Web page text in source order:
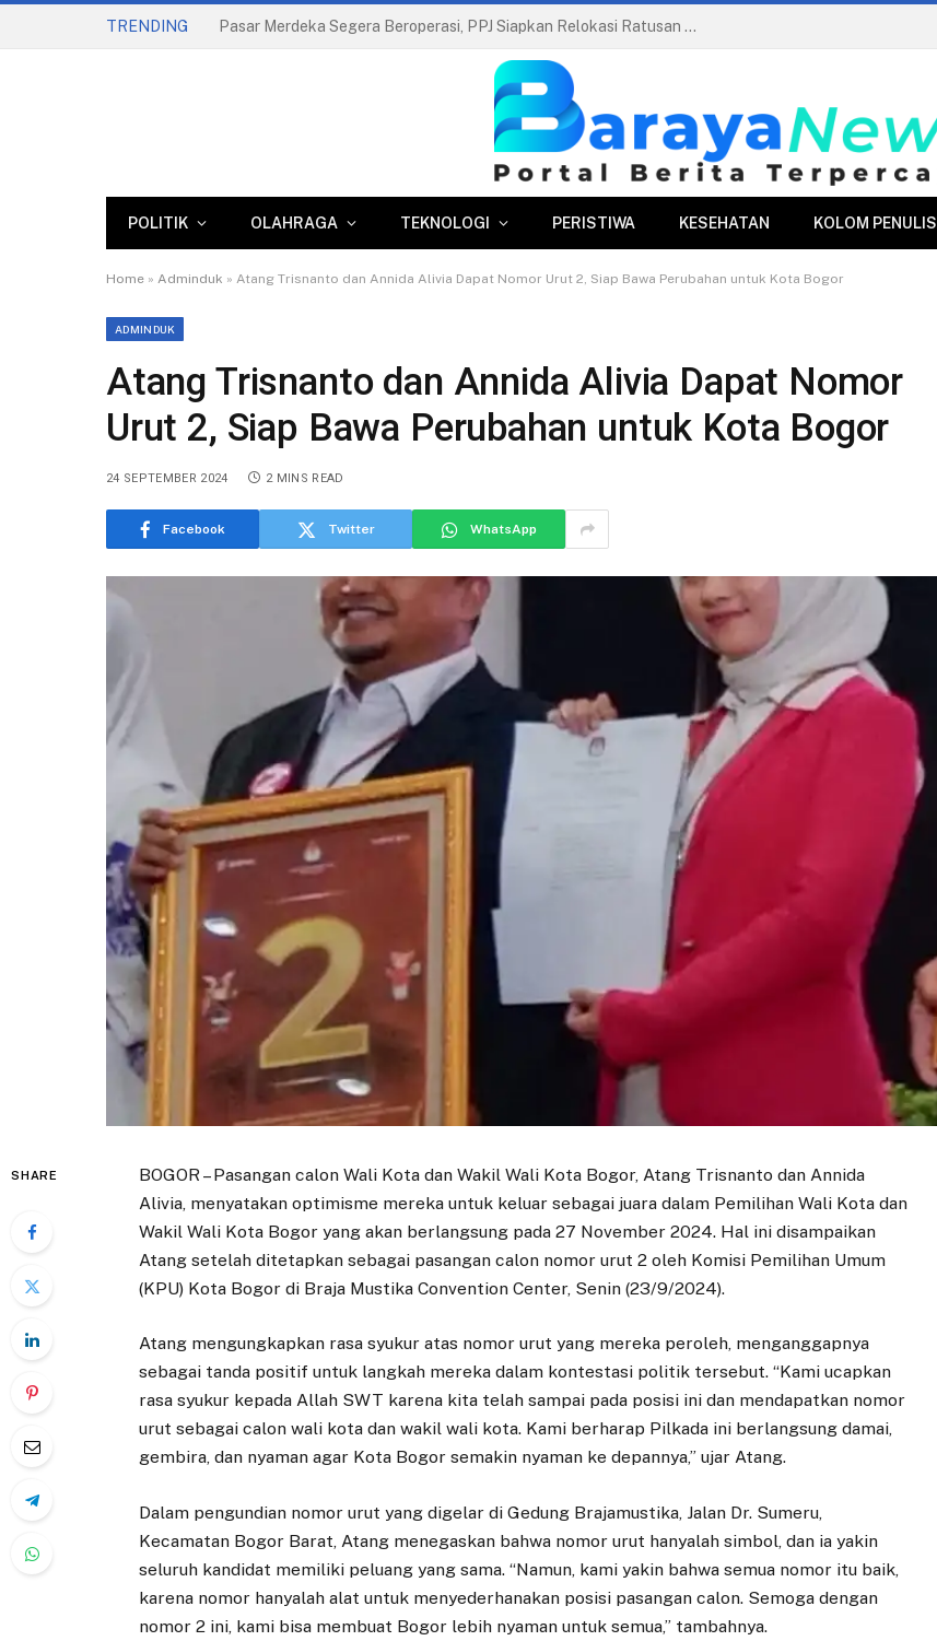
TRENDING Pasar Merdeka Segera Beroperasi, PPJ Siapkan Relokasi Ratusan Pedagang dan PKL
POLITIK OLAHRAGA TEKNOLOGI PERISTIWA KESEHATAN KOLOM PENULIS
Home » Adminduk » Atang Trisnanto dan Annida Alivia Dapat Nomor Urut 2, Siap Bawa Perubahan untuk Kota Bogor
ADMINDUK
Atang Trisnanto dan Annida Alivia Dapat Nomor
Urut 2, Siap Bawa Perubahan untuk Kota Bogor
24 SEPTEMBER 2024 2 MINS READ
Facebook Twitter WhatsApp
SHARE
BOGOR – Pasangan calon Wali Kota dan Wakil Wali Kota Bogor, Atang Trisnanto dan Annida
Alivia, menyatakan optimisme mereka untuk keluar sebagai juara dalam Pemilihan Wali Kota dan
Wakil Wali Kota Bogor yang akan berlangsung pada 27 November 2024. Hal ini disampaikan
Atang setelah ditetapkan sebagai pasangan calon nomor urut 2 oleh Komisi Pemilihan Umum
(KPU) Kota Bogor di Braja Mustika Convention Center, Senin (23/9/2024).
Atang mengungkapkan rasa syukur atas nomor urut yang mereka peroleh, menganggapnya
sebagai tanda positif untuk langkah mereka dalam kontestasi politik tersebut. “Kami ucapkan
rasa syukur kepada Allah SWT karena kita telah sampai pada posisi ini dan mendapatkan nomor
urut sebagai calon wali kota dan wakil wali kota. Kami berharap Pilkada ini berlangsung damai,
gembira, dan nyaman agar Kota Bogor semakin nyaman ke depannya,” ujar Atang.
Dalam pengundian nomor urut yang digelar di Gedung Brajamustika, Jalan Dr. Sumeru,
Kecamatan Bogor Barat, Atang menegaskan bahwa nomor urut hanyalah simbol, dan ia yakin
seluruh kandidat memiliki peluang yang sama. “Namun, kami yakin bahwa semua nomor itu baik,
karena nomor hanyalah alat untuk menyederhanakan posisi pasangan calon. Semoga dengan
nomor 2 ini, kami bisa membuat Bogor lebih nyaman untuk semua,” tambahnya.